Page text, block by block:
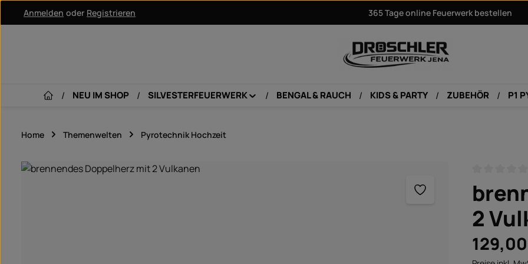
Hauptinhalt springen
Zur Hauptnavigation springen
Anmelden oder Registrieren 365 Tage online Feuerwerk bestellen
NEU IM SHOP SILVESTERFEUERWERK BENGAL & RAUCH KIDS & PARTY ZUBEHÖR P1
Home Themenwelten Pyrotechnik Hochzeit
Bildergalerie überspringen
2
Regulärer